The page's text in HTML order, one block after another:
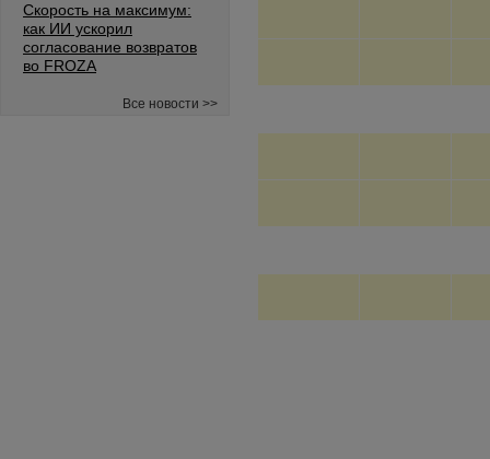
Скорость на максимум:
как ИИ ускорил
согласование возвратов
во FROZA
Все новости >>